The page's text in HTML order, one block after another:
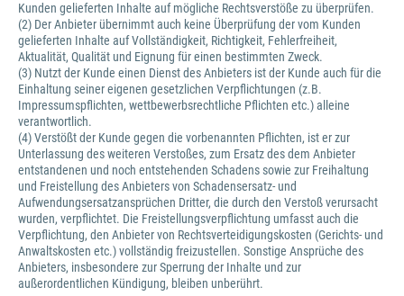
Kunden gelieferten Inhalte auf mögliche Rechtsverstöße zu überprüfen.
(2) Der Anbieter übernimmt auch keine Überprüfung der vom Kunden
gelieferten Inhalte auf Vollständigkeit, Richtigkeit, Fehlerfreiheit,
Aktualität, Qualität und Eignung für einen bestimmten Zweck.
(3) Nutzt der Kunde einen Dienst des Anbieters ist der Kunde auch für die
Einhaltung seiner eigenen gesetzlichen Verpflichtungen (z.B.
Impressumspflichten, wettbewerbsrechtliche Pflichten etc.) alleine
verantwortlich.
(4) Verstößt der Kunde gegen die vorbenannten Pflichten, ist er zur
Unterlassung des weiteren Verstoßes, zum Ersatz des dem Anbieter
entstandenen und noch entstehenden Schadens sowie zur Freihaltung
und Freistellung des Anbieters von Schadensersatz- und
Aufwendungsersatzansprüchen Dritter, die durch den Verstoß verursacht
wurden, verpflichtet. Die Freistellungsverpflichtung umfasst auch die
Verpflichtung, den Anbieter von Rechtsverteidigungskosten (Gerichts- und
Anwaltskosten etc.) vollständig freizustellen. Sonstige Ansprüche des
Anbieters, insbesondere zur Sperrung der Inhalte und zur
außerordentlichen Kündigung, bleiben unberührt.